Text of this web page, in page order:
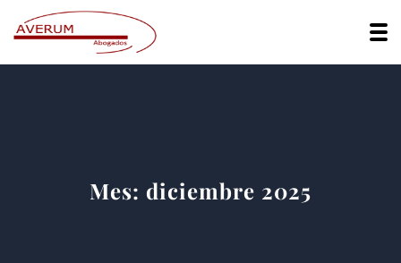
Mes: diciembre 2025